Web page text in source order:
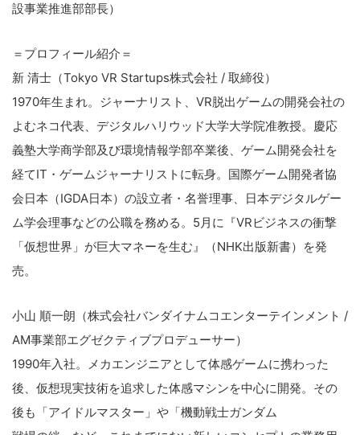
設事業推進部部長）
＝プロフィール紹介＝
新 清士（Tokyo VR Startups株式会社 / 取締役）
1970年生まれ。ジャーナリスト、VR脱出ゲームの開発会社の
よむネコ代表、デジタルハリウッド大学大学院准教授。慶応
義塾大学商学部及び環境情報学部卒業後、ゲーム開発会社を
経てIT・ゲームジャーナリストに転身。国際ゲーム開発者協
会日本（IGDA日本）の設立者・名誉理事、日本デジタルゲー
ム学会理事などの公職を務める。5月に『VRビジネスの衝撃
「仮想世界」が巨大マネーを生む』（NHK出版新書）を発
売。
小山 順一朗（株式会社バンダイナムコエンターテインメント /
AM事業部エグゼクティブプロデューサー）
1990年入社。メカエンジニアとして体感ゲームに携わった
後、仮想現実技術を追求した体感マシンを中心に開発。その
後も「アイドルマスター」や「機動戦士ガンダム
こ